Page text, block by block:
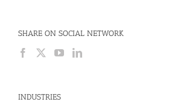
SHARE ON SOCIAL NETWORK
INDUSTRIES